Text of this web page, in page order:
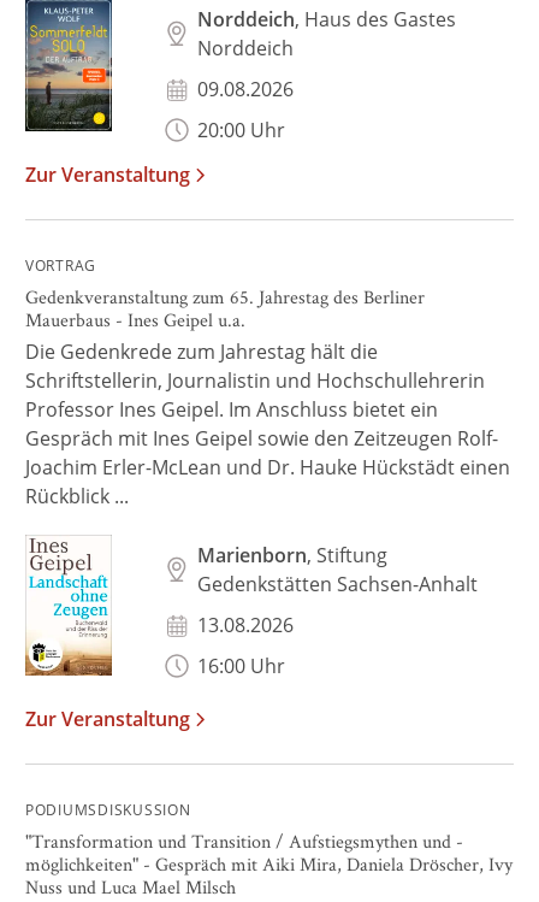
Norddeich, Haus des Gastes
Norddeich
09.08.2026
20:00 Uhr
Zur Veranstaltung
VORTRAG
Gedenkveranstaltung zum 65. Jahrestag des Berliner
Mauerbaus - Ines Geipel u.a.
Die Gedenkrede zum Jahrestag hält die
Schriftstellerin, Journalistin und Hochschullehrerin
Professor Ines Geipel. Im Anschluss bietet ein
Gespräch mit Ines Geipel sowie den Zeitzeugen Rolf-
Joachim Erler-McLean und Dr. Hauke Hückstädt einen
Rückblick ...
Marienborn, Stiftung
Gedenkstätten Sachsen-Anhalt
13.08.2026
16:00 Uhr
Zur Veranstaltung
PODIUMSDISKUSSION
"Transformation und Transition / Aufstiegsmythen und -
möglichkeiten" - Gespräch mit Aiki Mira, Daniela Dröscher, Ivy
Nuss und Luca Mael Milsch